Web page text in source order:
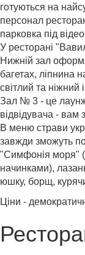
готуються на
персонал
парковка під
У ресторані
Нижній зал
багетах, ліпнина
світлий та ніжний
Зал № 3 - це лаунж
відвідувача - вам
В меню страви
завжди зможуть
"Симфонія моря"
начинками),
юшку, борщ,
Ціни -